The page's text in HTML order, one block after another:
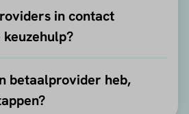
in contact
betaalprovider heb,